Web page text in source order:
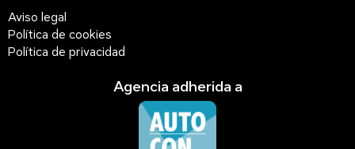
Aviso legal
Política de cookies
Política de privacidad
Agencia adherida a